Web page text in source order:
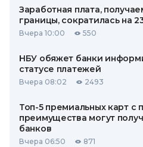
Заработная плата,
границы, сократилась на
Вчера 10:00 550
НБУ обяжет банки
статусе платежей
Вчера 08:02 2493
Топ-5 премиальных карт с
преимущества могут
банков
Вчера 06:50 871